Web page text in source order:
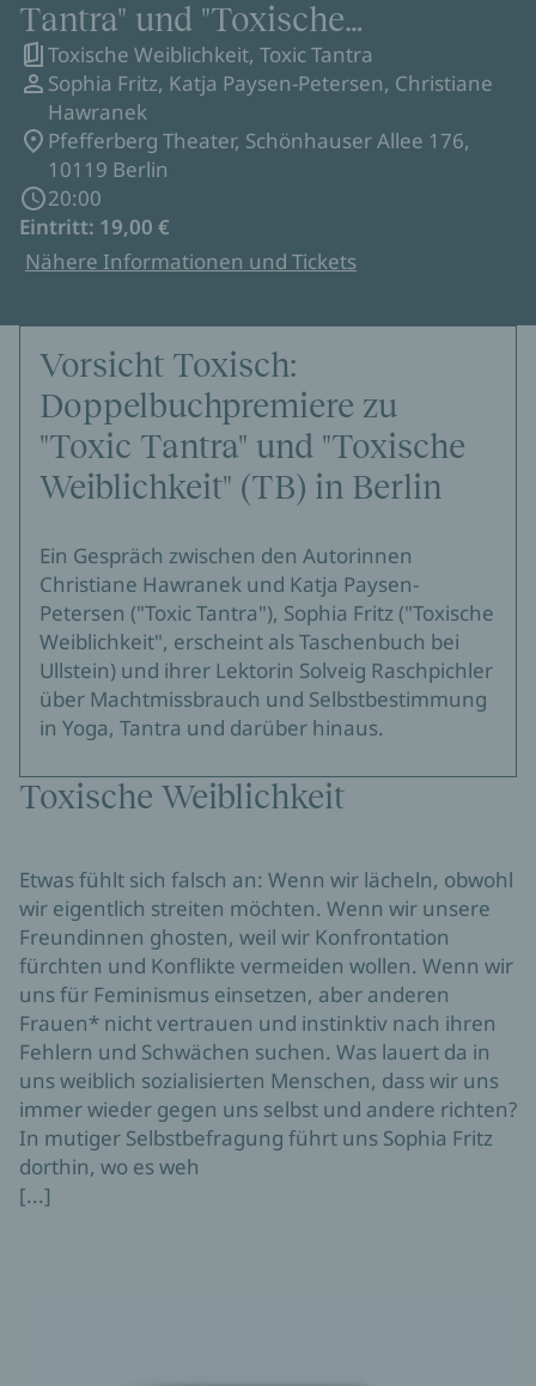
Tantra" und "Toxische
Weiblichkeit" (TB) in Berlin
Toxische Weiblichkeit, Toxic Tantra
Sophia Fritz, Katja Paysen-Petersen, Christiane
Hawranek
Pfefferberg Theater, Schönhauser Allee 176,
10119 Berlin
20:00
Eintritt: 19,00 €
Nähere Informationen und Tickets
Vorsicht Toxisch:
Doppelbuchpremiere zu
"Toxic Tantra" und "Toxische
Weiblichkeit" (TB) in Berlin
Ein Gespräch zwischen den Autorinnen
Christiane Hawranek und Katja Paysen-
Petersen ("Toxic Tantra"), Sophia Fritz ("Toxische
Weiblichkeit", erscheint als Taschenbuch bei
Ullstein) und ihrer Lektorin Solveig Raschpichler
über Machtmissbrauch und Selbstbestimmung
in Yoga, Tantra und darüber hinaus.
Toxische Weiblichkeit
Etwas fühlt sich falsch an: Wenn wir lächeln, obwohl
wir eigentlich streiten möchten. Wenn wir unsere
Freundinnen ghosten, weil wir Konfrontation
fürchten und Konflikte vermeiden wollen. Wenn wir
uns für Feminismus einsetzen, aber anderen
Frauen* nicht vertrauen und instinktiv nach ihren
Fehlern und Schwächen suchen. Was lauert da in
uns weiblich sozialisierten Menschen, dass wir uns
immer wieder gegen uns selbst und andere richten?
In mutiger Selbstbefragung führt uns Sophia Fritz
dorthin, wo es weh
[...]